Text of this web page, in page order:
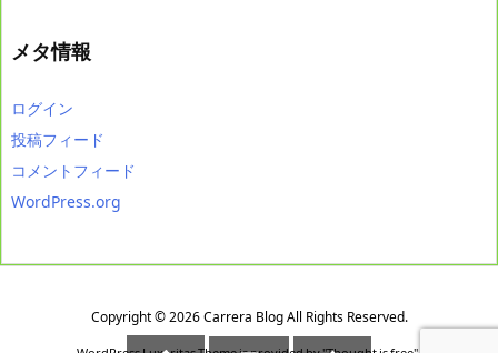
メタ情報
ログイン
投稿フィード
コメントフィード
WordPress.org
Copyright ©2026 Carrera BlogAll Rights Reserved.